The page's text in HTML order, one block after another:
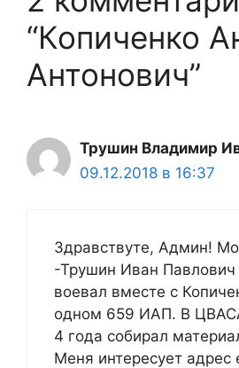
“Копиченко
Антонович”
Трушин Владимир
09.12.2018 в 16:37
Здравствуте, Админ!
-Трушин Иван Павлович
воевал вместе с
одном 659 ИАП. В
4 года собирал
Меня интересует адрес